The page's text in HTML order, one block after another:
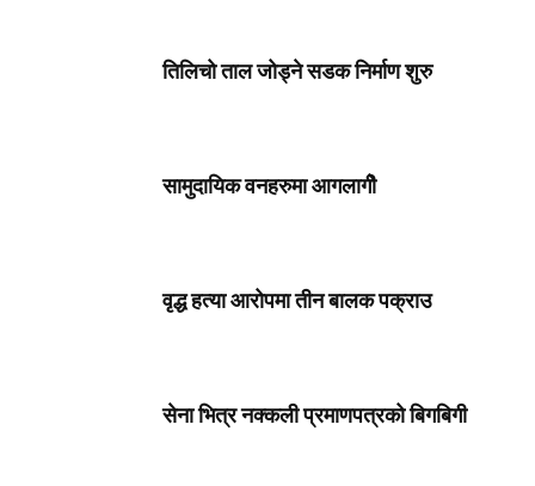
तिलिचो ताल जोड्ने सडक निर्माण शुरु
सामुदायिक वनहरुमा आगलागीे
वृद्ध हत्या आरोपमा तीन बालक पक्राउ
सेना भित्र नक्कली प्रमाणपत्रको बिगबिगी